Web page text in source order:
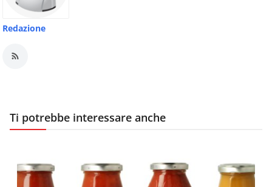
Redazione
Ti potrebbe interessare anche